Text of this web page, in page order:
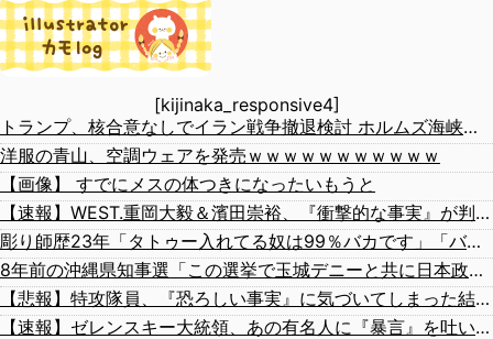
[kijinaka_responsive4]
トランプ、核合意なしでイラン戦争撤退検討 ホルムズ海峡完全再開なら
洋服の青山、空調ウェアを発売ｗｗｗｗｗｗｗｗｗｗｗ
【画像】 すでにメスの体つきになったいもうと
【速報】WEST.重岡大毅＆濱田崇裕、『衝撃的な事実』が判明する！！！！！！
彫り師歴23年「タトゥー入れてる奴は99％バカです」「バカは5000円が好き」無断キャンセル、挨拶できない、金がない…客層をぶっちゃけ
8年前の沖縄県知事選「この選挙で玉城デニーと共に日本政府からアメリカから沖縄を取り戻す」
【悲報】特攻隊員、『恐ろしい事実』に気づいてしまった結果・・・・
【速報】ゼレンスキー大統領、あの有名人に『暴言』を吐いてしまう！！！！！